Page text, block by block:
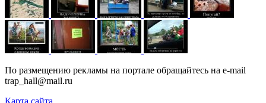
По размещению рекламы на портале обращайтесь на e-mail
trap_hall@mail.ru